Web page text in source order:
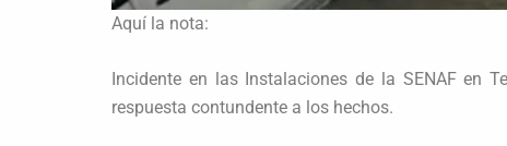
Aquí la nota:
Incidente en las Instalaciones de la SENAF en
respuesta contundente a los hechos.